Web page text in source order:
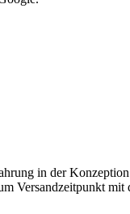
in der
Versandzeitpunkt mit